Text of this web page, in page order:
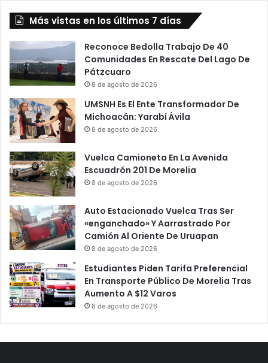
Más vistas en los últimos 7 días
Reconoce Bedolla Trabajo De 40
Comunidades En Rescate Del Lago De
Pátzcuaro
8 de agosto de 2026
UMSNH Es El Ente Transformador De
Michoacán: Yarabí Ávila
8 de agosto de 2026
Vuelca Camioneta En La Avenida
Escuadrón 201 De Morelia
8 de agosto de 2026
Auto Estacionado Vuelca Tras Ser
«enganchado» Y Aarrastrado Por
Camión Al Oriente De Uruapan
8 de agosto de 2026
Estudiantes Piden Tarifa Preferencial
En Transporte Público De Morelia Tras
Aumento A $12 Varos
8 de agosto de 2026